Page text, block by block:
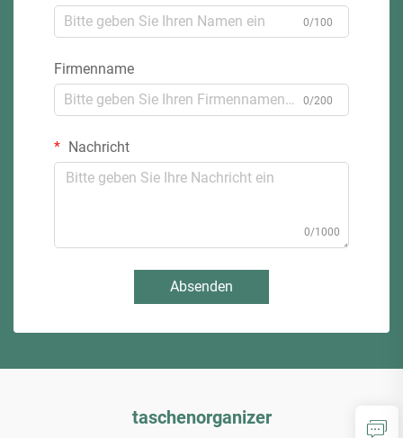
0/100
Firmenname
0/200
Nachricht
0/1000
Absenden
taschenorganizer